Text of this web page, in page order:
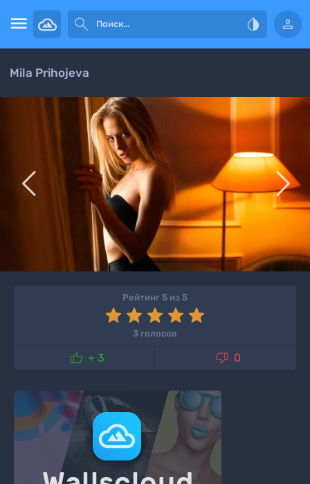
   
Mila Prihojeva
 
Рейтинг 5 из 5
3 голосов
 + 3  0